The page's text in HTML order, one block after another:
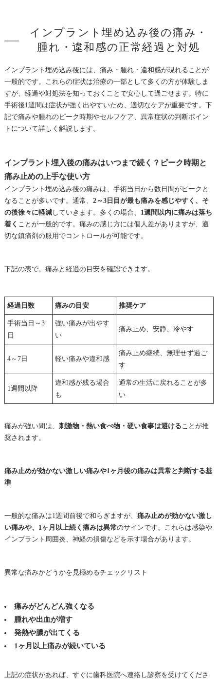
インプラント埋め込み後の痛み・
腫れ・違和感の正常経過と対処
インプラント埋め込み後には、痛み・腫れ・違和感が現れることが
一般的です。これらの症状は治療の一部として多くの方が体験しま
すが、経過や対処法を知っておくことで安心して過ごせます。特に
手術後1週間は症状が強く出やすいため、適切なケアが重要です。下
記で痛みや腫れのピーク時期やセルフケア、異常症状の判断ポイン
トについて詳しく解説します。
インプラント埋入後の痛みはいつまで続く？ピーク時期と
痛み止めの上手な使い方
インプラント埋め込み後の痛みは、手術当日から数日間がピークと
なることが多いです。通常、 2～3日目が最も痛みを感じやすく、そ
の後徐々に軽減していきます。多くの場合、 1週間以内に痛みは落ち
着く ことが一般的です。痛みの感じ方には個人差がありますが、適
切な鎮痛剤の服用でコントロールが可能です。
下記の表で、痛みと経過の目安を確認できます。
経過日数 痛みの目安 推奨ケア
手術当日～3
日
強い痛みが出やす
い
痛み止め、安静、冷やす
4～7日 軽い痛みや違和感
痛み止め継続、無理せず過ご
す
1週間以降
違和感が残る場合
も
通常の生活に戻れることが多
い
痛みが強い間は、 刺激物・熱い食べ物・硬い食事は避ける ことが推
奨されます。
痛み止めが効かない激しい痛みや1ヶ月後の痛みは異常と判断する基
準
一般的な痛みは1週間前後で和らぎますが、 痛み止めが効かない激し
い痛みや、1ヶ月以上続く痛みは異常のサインです。これらは感染や
インプラント周囲炎、神経の損傷などを示す場合があります。
異常な痛みかどうかを見極めるチェックリスト
痛みがどんどん強くなる
腫れや出血が増す
発熱や膿が出てくる
1ヶ月以上痛みが続いている
上記の症状があれば、すぐに歯科医院へ連絡し診察を受けてくださ